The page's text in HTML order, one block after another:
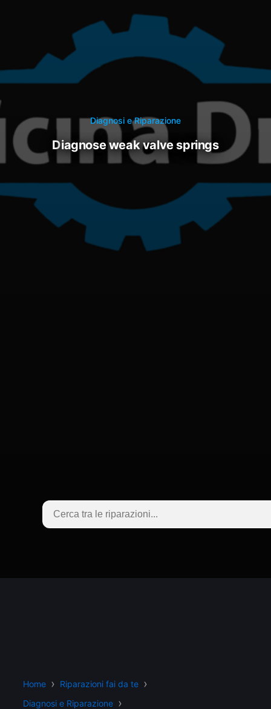
Diagnosi e Riparazione
diagnose weak valve springs
Home
Riparazioni fai da te
Diagnosi e Riparazione